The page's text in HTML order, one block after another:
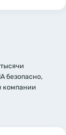
безопасно,
компании